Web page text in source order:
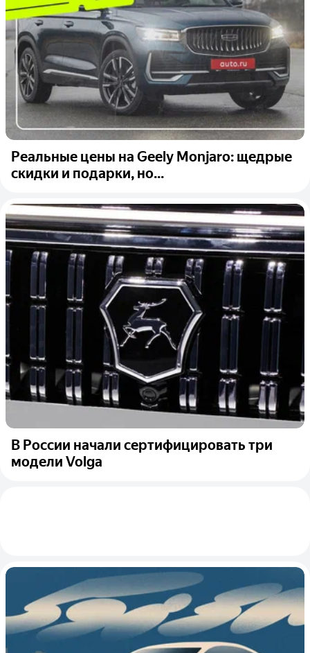
Реальные цены на Geely Monjaro: щедрые
скидки и подарки, но...
В России начали сертифицировать три
модели Volga